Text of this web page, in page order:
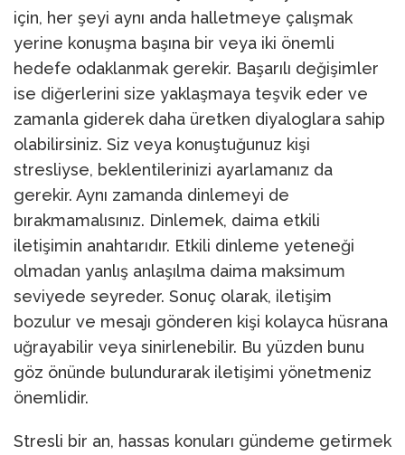
için, her şeyi aynı anda halletmeye çalışmak
yerine konuşma başına bir veya iki önemli
hedefe odaklanmak gerekir. Başarılı değişimler
ise diğerlerini size yaklaşmaya teşvik eder ve
zamanla giderek daha üretken diyaloglara sahip
olabilirsiniz. Siz veya konuştuğunuz kişi
stresliyse, beklentilerinizi ayarlamanız da
gerekir. Aynı zamanda dinlemeyi de
bırakmamalısınız. Dinlemek, daima etkili
iletişimin anahtarıdır. Etkili dinleme yeteneği
olmadan yanlış anlaşılma daima maksimum
seviyede seyreder. Sonuç olarak, iletişim
bozulur ve mesajı gönderen kişi kolayca hüsrana
uğrayabilir veya sinirlenebilir. Bu yüzden bunu
göz önünde bulundurarak iletişimi yönetmeniz
önemlidir.
Stresli bir an, hassas konuları gündeme getirmek